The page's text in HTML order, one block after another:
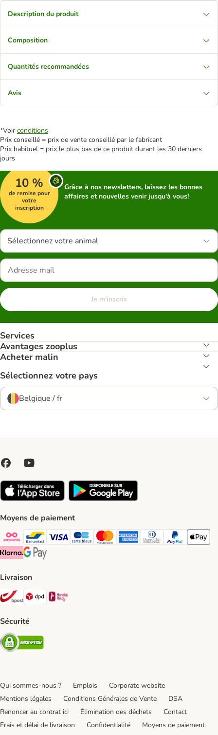
Description du produit
Composition
Quantités recommandées
Avis
*Voir conditions
Prix conseillé = prix de vente conseillé par le fabricant
Prix habituel = prix le plus bas de ce produit durant les 30 derniers
jours
10 %
de remise pour
votre
inscription
Grâce à nos newsletters, laissez les bonnes
affaires et nouvelles venir jusqu'à vous!
Sélectionnez votre animal
Je m'inscris
Services
Avantages zooplus
Acheter malin
Sélectionnez votre pays
Belgique / fr
Moyens de paiement
Payconiq Payment Method
bancontact Payment Method
Visa Payment Method
carte bleue Payment Method
Master card Payment Method
American express Payment
Diners club Payment
Paypal Payment
Apple
Klarna Payment Method
Google Pay Payment Method
Livraison
Bpost Shipping Method
DPD Shipping Method
Sécurité
Security
Qui sommes-nous ? Emplois
Corporate website
Mentions légales
Conditions Générales de Vente
DSA
Renoncer au contrat ici
Élimination des déchets
Contact
Frais et délai de livraison
Confidentialité
Moyens de paiement